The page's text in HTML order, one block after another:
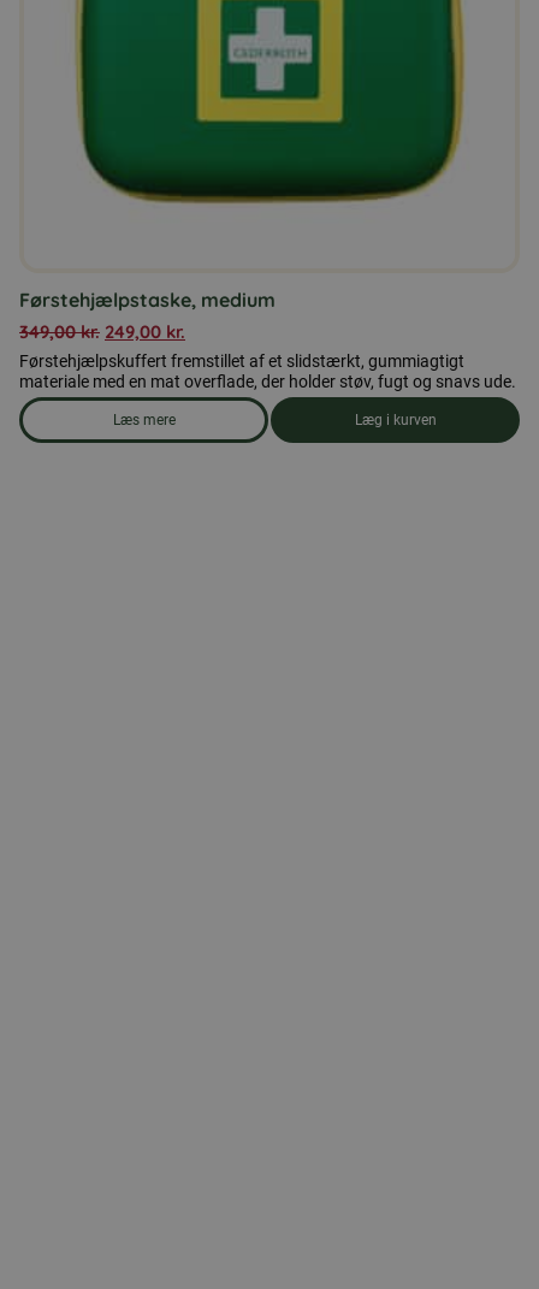
Førstehjælpstaske, medium
349,00kr. 249,00 kr.
Førstehjælpskuffert fremstillet af et slidstærkt, gummiagtigt
materiale med en mat overflade, der holder støv, fugt og snavs ude.
Læs mere
om produkten Førstehjælpstaske, medium
Læg i kurven